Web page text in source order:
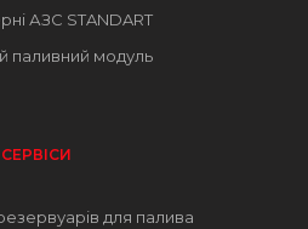
АЗС STANDART
паливний модуль
СЕРВІСИ
для палива